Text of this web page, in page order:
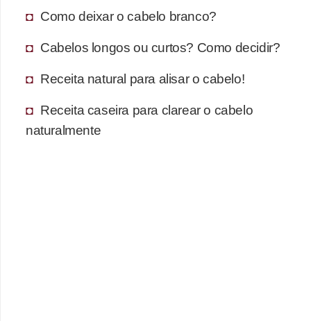
Como deixar o cabelo branco?
Cabelos longos ou curtos? Como decidir?
Receita natural para alisar o cabelo!
Receita caseira para clarear o cabelo
naturalmente